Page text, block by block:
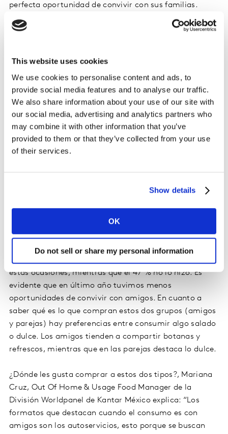
This website uses cookies
We use cookies to personalise content and ads, to
provide social media features and to analyse our traffic.
We also share information about your use of our site with
our social media, advertising and analytics partners who
may combine it with other information that you’ve
provided to them or that they’ve collected from your use
of their services.
Show details
OK
Do not sell or share my personal information
perfecta oportunidad de convivir con sus familias.
Mientras que amas de casa más jóvenes prefieren ver
películas desde la comodidad de su sillón”, explicó
Pasando a los regalos más tradicionales de la fecha nos
encontramos con tres, los siempre confiables
chocolates, 23 % de los hogares menciona que este
postre será parte de la celebración. Dulces y golosinas
serán la opción para 18 % de las familias, mientras que
16 % obsequiará flores para ese día. Tarjetas de regalo
comer o desayunar a un restaurante. Sin embargo, un
Haciendo una reflexión, echemos un vistazo de qué
solíamos hacer con la pareja y amigos fuera de casa en
las reuniones que se tenían. Se vio que 53 % de los
estas ocasiones, mientras que el 47 % no lo hizo. Es
evidente que en último año tuvimos menos
oportunidades de convivir con amigos. En cuanto a
saber qué es lo que compran estos dos grupos (amigos
y parejas) hay preferencias entre consumir algo salado
o dulce. Los amigos tienden a compartir botanas y
refrescos, mientras que en las parejas destaca lo dulce.
¿Dónde les gusta comprar a estos dos tipos?, Mariana
Cruz, Out Of Home & Usage Food Manager de la
División Worldpanel de Kantar México explica: “Los
formatos que destacan cuando el consumo es con
amigos son los autoservicios, esto porque se buscan